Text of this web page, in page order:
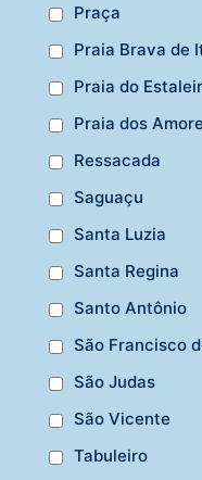
Praça
Praia Brava de
Praia do
Praia dos
Ressacada
Saguaçu
Santa Luzia
Santa Regina
Santo Antônio
São Francisco
São Judas
São Vicente
Tabuleiro